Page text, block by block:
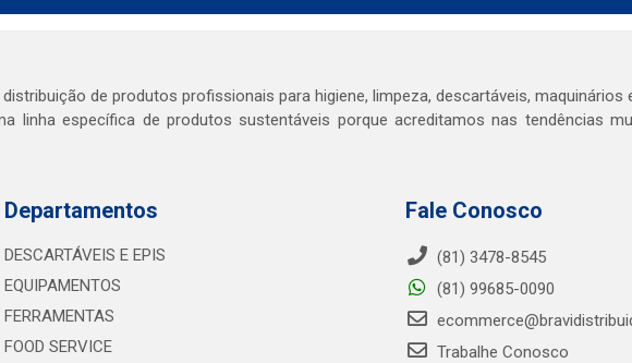
de produtos profissionais para higiene, limpeza, descartáveis, maquinários
linha específica de produtos sustentáveis porque acreditamos nas tendências
Departamentos
DESCARTÁVEIS E EPIS
EQUIPAMENTOS
FERRAMENTAS
FOOD SERVICE
Fale Conosco
(81) 3478-8545
(81) 99685-0090
Trabalhe Conosco